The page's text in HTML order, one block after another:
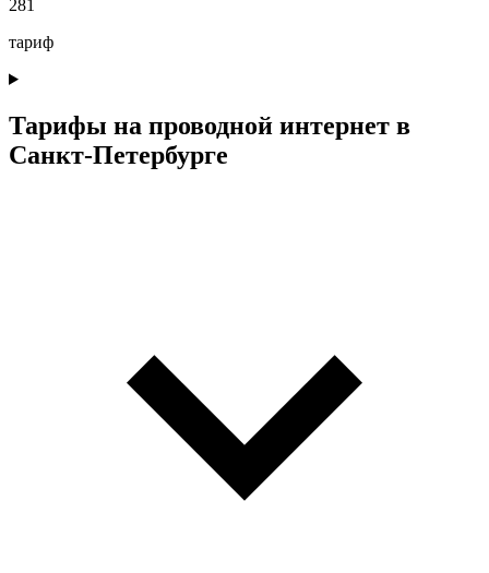
281
тариф
Тарифы на проводной интернет в
Санкт-Петербурге